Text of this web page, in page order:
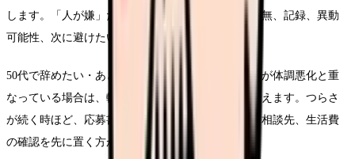
します。「人が嫌」だけで終わらせず、相談先の有無、記録、異動
可能性、次に避けたい管理体制までつなげます。
50代で辞めたい・あと10年をどう働くかという悩みが体調悪化と重
なっている場合は、転職活動の前に休む段取りを考えます。つらさ
が続く時ほど、応募書類や面接より、受診、休養、相談先、生活費
の確認を先に置く方が安全です。